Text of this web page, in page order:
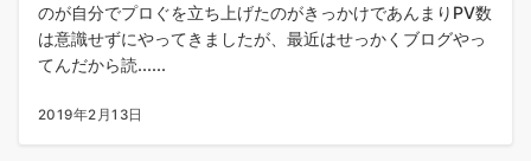
のが自分でプロぐを立ち上げたのがきっかけであんまりPV数
は意識せずにやってきましたが、最近はせっかくブログやっ
てんだから読......
2019年2月13日